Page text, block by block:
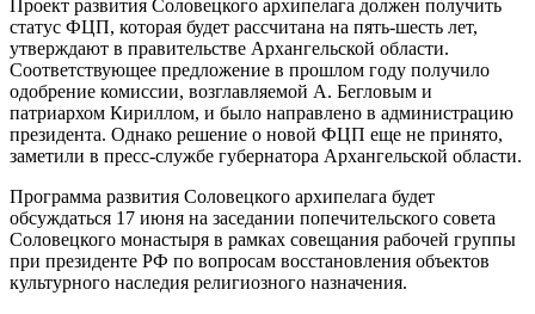
Проект развития Соловецкого архипелага должен получить
статус ФЦП, которая будет рассчитана на пять-шесть лет,
утверждают в правительстве Архангельской области.
Соответствующее предложение в прошлом году получило
одобрение комиссии, возглавляемой А. Бегловым и
патриархом Кириллом, и было направлено в администрацию
президента. Однако решение о новой ФЦП еще не принято,
заметили в пресс-службе губернатора Архангельской области.
Программа развития Соловецкого архипелага будет
обсуждаться 17 июня на заседании попечительского совета
Соловецкого монастыря в рамках совещания рабочей группы
при президенте РФ по вопросам восстановления объектов
культурного наследия религиозного назначения.